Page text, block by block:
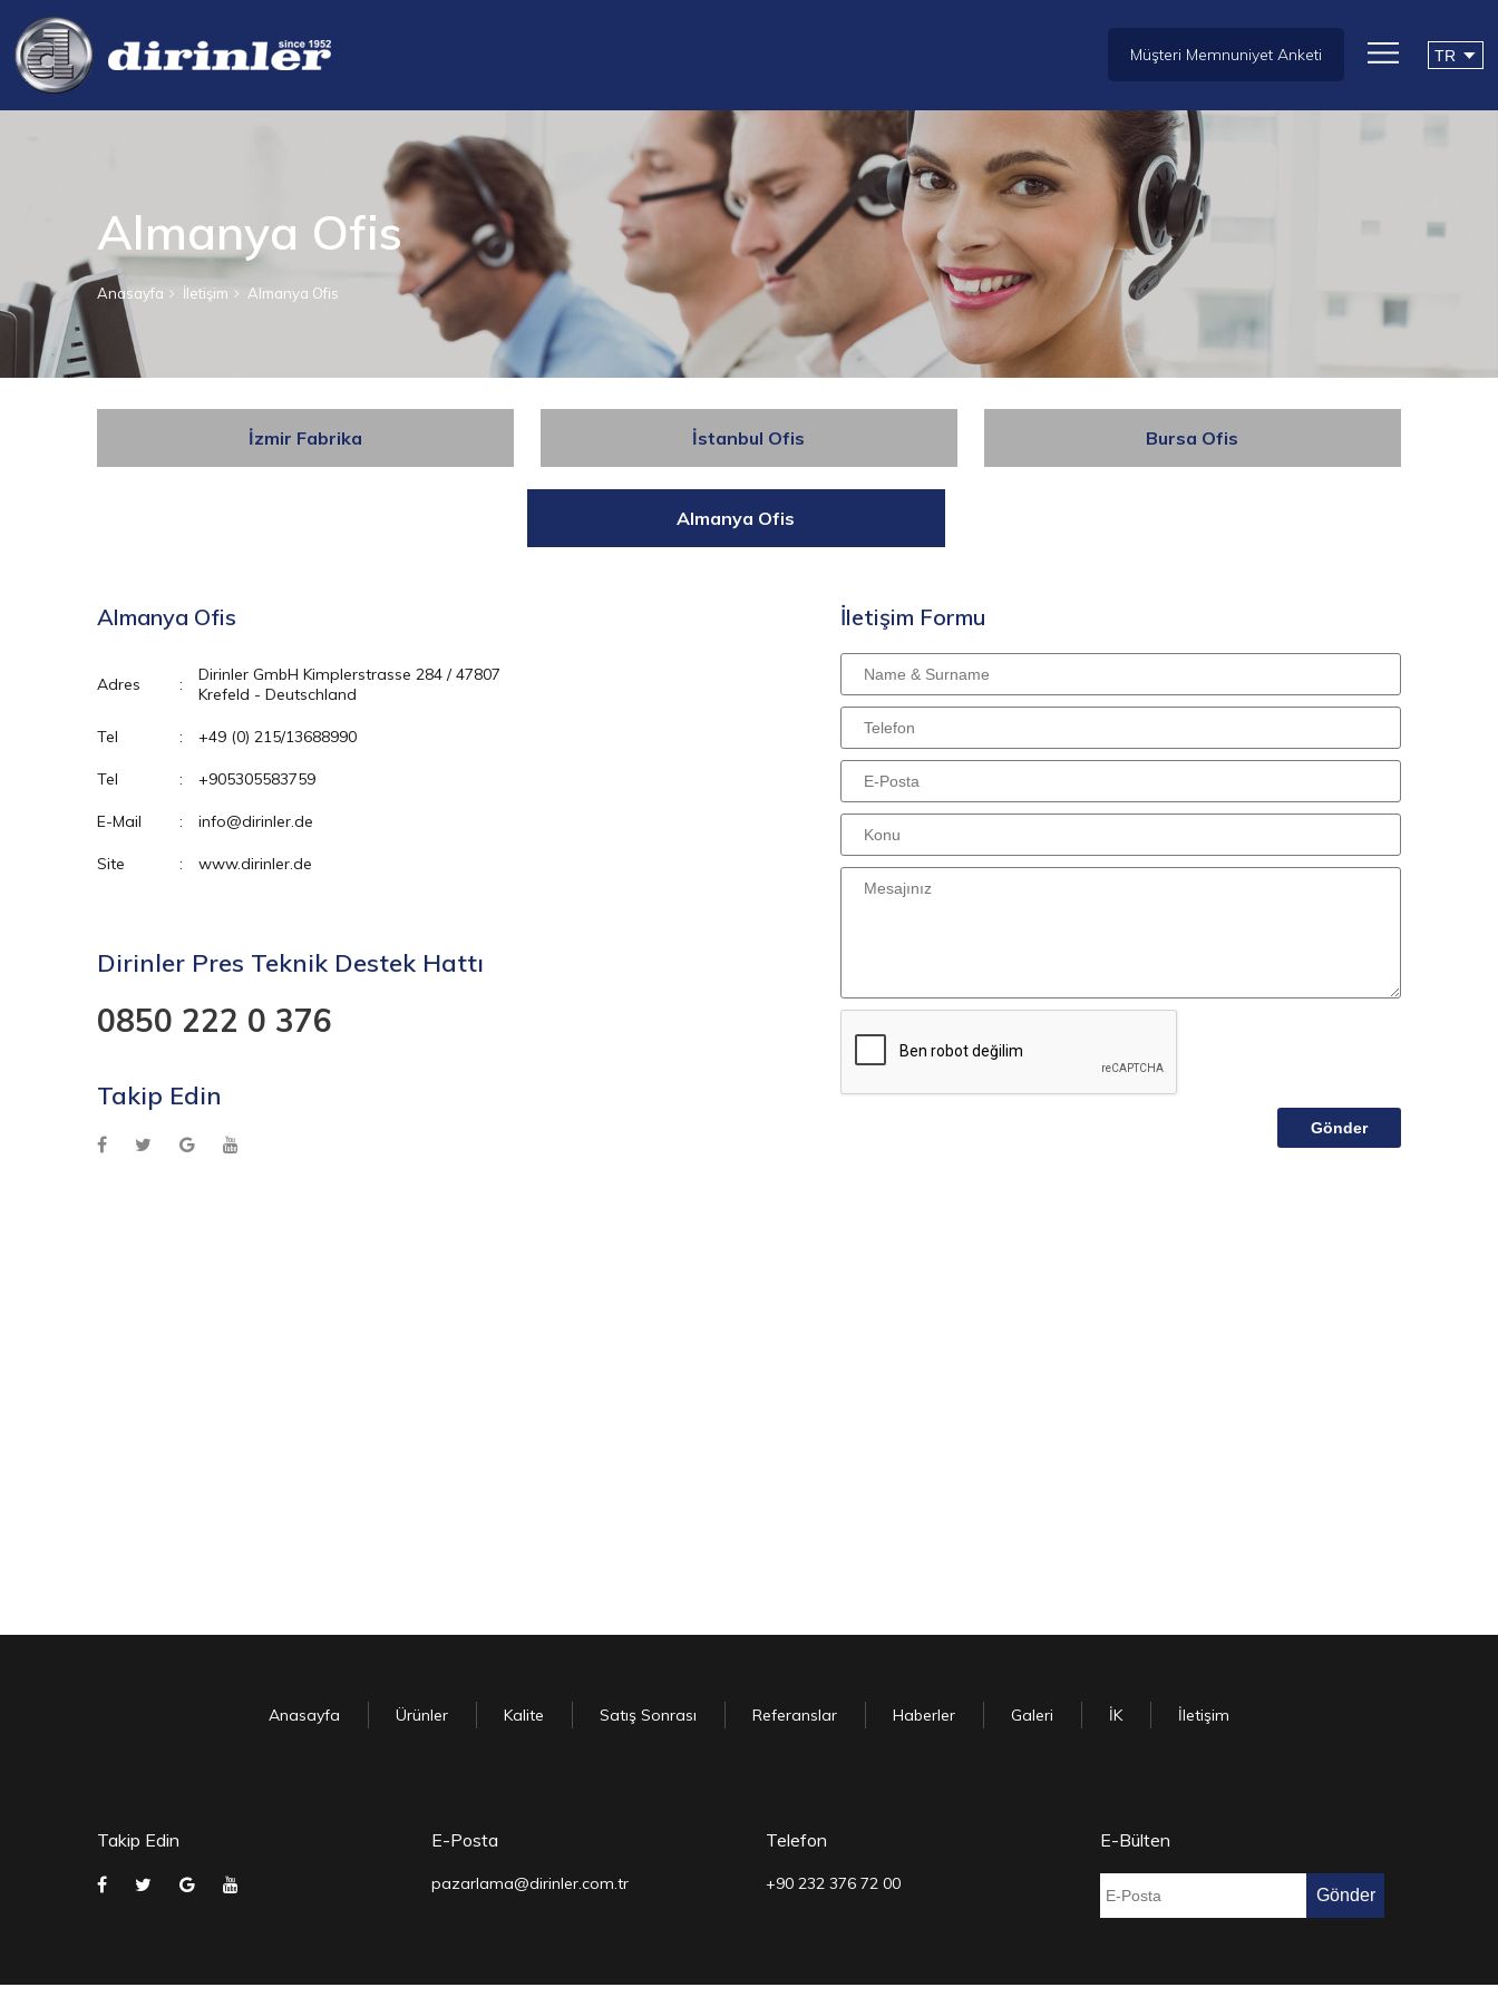
Müşteri Memnuniyet Anketi
Almanya Ofis
Anasayfa İletişim Almanya Ofis
İzmir Fabrika İstanbul Ofis Bursa Ofis
Almanya Ofis
Almanya Ofis
Adres :
Dirinler GmbH Kimplerstrasse 284 / 47807
Krefeld - Deutschland
Tel : +49 (0) 215/13688990
Tel : +905305583759
E-Mail : info@dirinler.de
Site : www.dirinler.de
Dirinler Pres Teknik Destek Hattı
0850 222 0 376
Takip Edin
İletişim Formu
Anasayfa Ürünler Kalite Satış Sonrası Referanslar Haberler Galeri İK İletişim
Takip Edin E-Posta
pazarlama@dirinler.com.tr
Telefon
+90 232 376 72 00
E-Bülten
Gönder